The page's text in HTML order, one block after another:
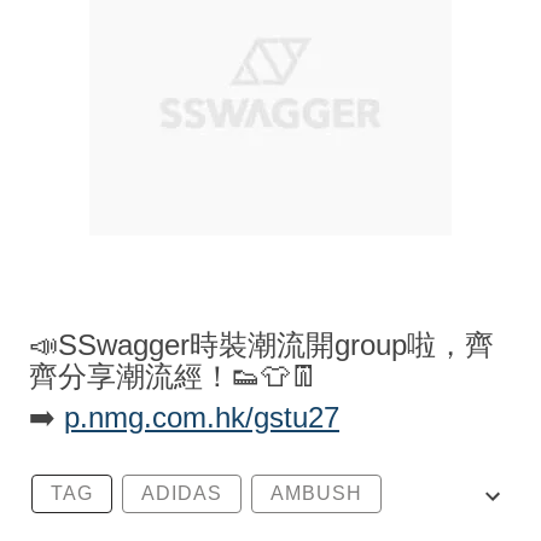
📣SSwagger時裝潮流開group啦，齊
齊分享潮流經！👟👕👖
➡️ p.nmg.com.hk/gstu27
TAG ADIDAS AMBUSH